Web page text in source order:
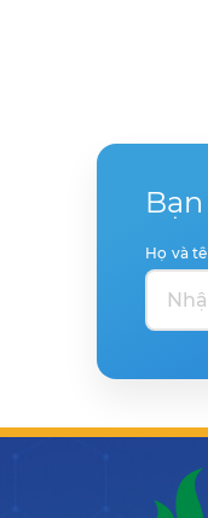
Họ và